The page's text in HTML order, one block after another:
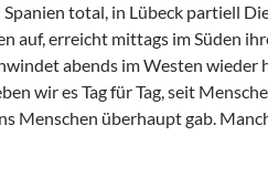
Spanien total, in Lübeck partiell
auf, erreicht mittags im Süden
abends im Westen wieder
wir es Tag für Tag, seit
Menschen überhaupt gab.
Licht verliert